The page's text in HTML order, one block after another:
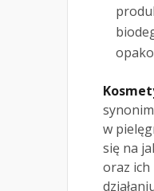
w
się na
oraz